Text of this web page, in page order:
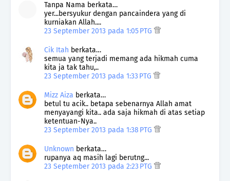
Tanpa Nama berkata…
yer...bersyukur dengan pancaindera yang di
kurniakan Allah....
23 September 2013 pada 1:05 PTG
Cik Itah berkata…
semua yang terjadi memang ada hikmah cuma
kita ja tak tahu,..
23 September 2013 pada 1:33 PTG
Mizz Aiza berkata…
betul tu acik.. betapa sebenarnya Allah amat
menyayangi kita.. ada saja hikmah di atas setiap
ketentuan-Nya..
23 September 2013 pada 1:38 PTG
Unknown berkata…
rupanya aq masih lagi berutng...
23 September 2013 pada 2:23 PTG